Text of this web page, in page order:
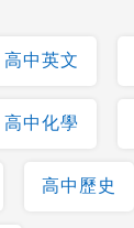
高中英文
高中化學
高中歷史